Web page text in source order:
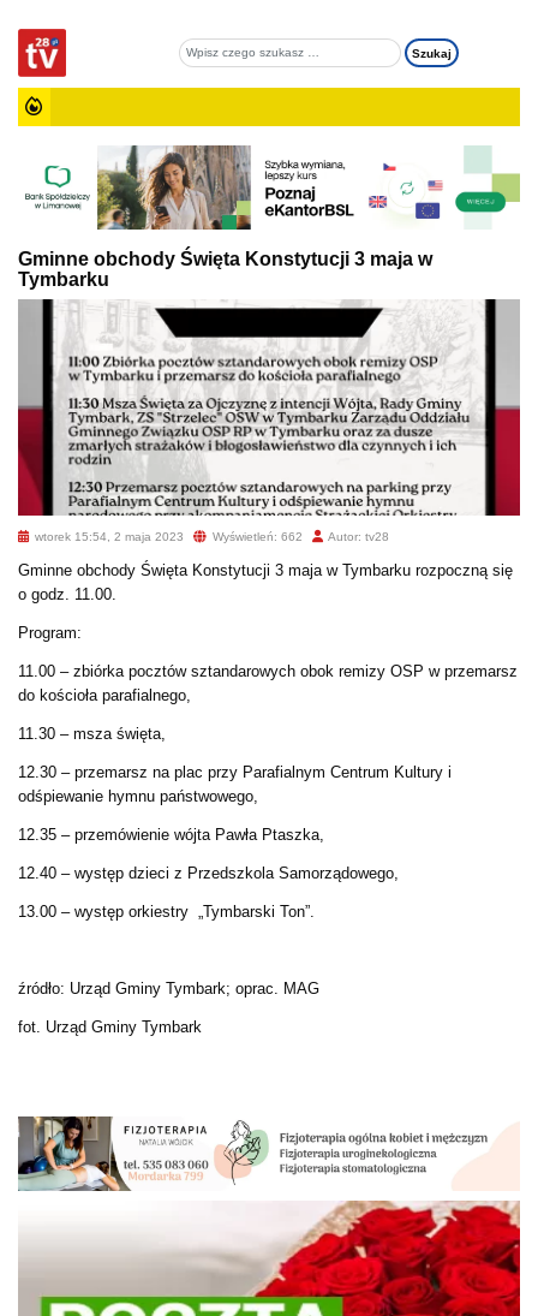
Gminne obchody Święta Konstytucji 3 maja w
Tymbarku
wtorek 15:54, 2 maja 2023 Wyświetleń: 662 Autor: tv28
Gminne obchody Święta Konstytucji 3 maja w Tymbarku rozpoczną się
o godz. 11.00.
Program:
11.00 – zbiórka pocztów sztandarowych obok remizy OSP w przemarsz
do kościoła parafialnego,
11.30 – msza święta,
12.30 – przemarsz na plac przy Parafialnym Centrum Kultury i
odśpiewanie hymnu państwowego,
12.35 – przemówienie wójta Pawła Ptaszka,
12.40 – występ dzieci z Przedszkola Samorządowego,
13.00 – występ orkiestry „Tymbarski Ton”.
źródło: Urząd Gminy Tymbark; oprac. MAG
fot. Urząd Gminy Tymbark